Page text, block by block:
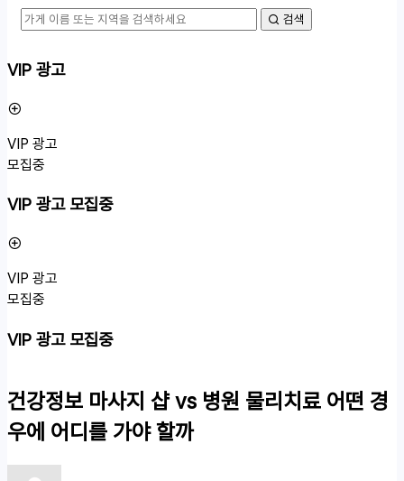
검색
VIP 광고
VIP 광고
모집중
VIP 광고 모집중
VIP 광고
모집중
VIP 광고 모집중
건강정보 마사지 샵 vs 병원 물리치료 어떤 경
우에 어디를 가야 할까